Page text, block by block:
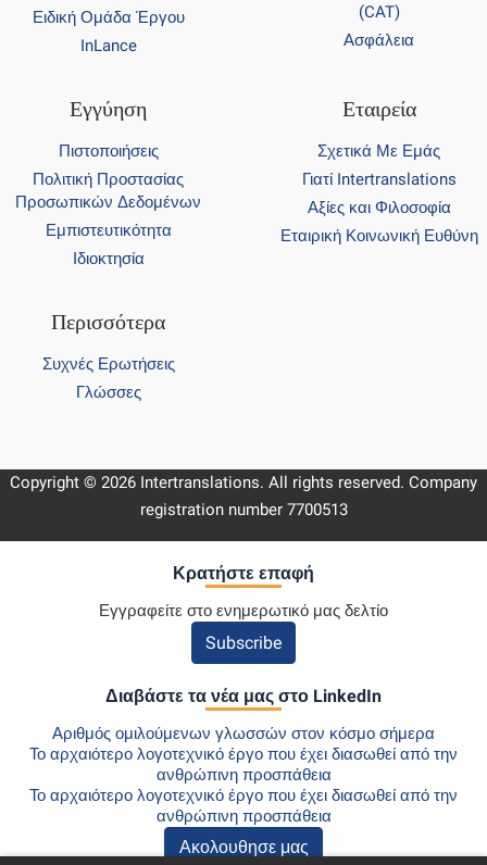
Ειδική Ομάδα Έργου
InLance
(CAT)
Ασφάλεια
Εγγύηση
Πιστοποιήσεις
Πολιτική Προστασίας
Προσωπικών Δεδομένων
Εμπιστευτικότητα
Ιδιοκτησία
Εταιρεία
Σχετικά Με Εμάς
Γιατί Intertranslations
Αξίες και Φιλοσοφία
Εταιρική Κοινωνική Ευθύνη
Περισσότερα
Συχνές Ερωτήσεις
Γλώσσες
Copyright © 2026 Intertranslations. All rights reserved. Company
registration number 7700513
Κρατήστε επαφή
Εγγραφείτε στο ενημερωτικό μας δελτίο
Subscribe
Διαβάστε τα νέα μας στο LinkedIn
Αριθμός ομιλούμενων γλωσσών στον κόσμο σήμερα
Το αρχαιότερο λογοτεχνικό έργο που έχει διασωθεί από την
ανθρώπινη προσπάθεια
Το αρχαιότερο λογοτεχνικό έργο που έχει διασωθεί από την
ανθρώπινη προσπάθεια
Ακολουθησε μας